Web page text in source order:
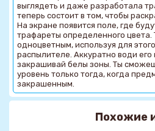
выглядеть и даже разработала
теперь состоит в том, чтобы
На экране появится поле, где
трафареты определенного
одноцветным, используя для
распылителе. Аккуратно води
закрашивай белы зоны. Ты
уровень только тогда, когда
закрашенным.
Похожие